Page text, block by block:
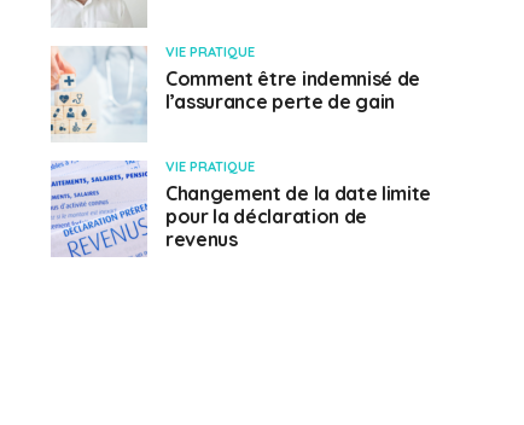
VIE PRATIQUE
Comment être indemnisé de
l’assurance perte de gain
VIE PRATIQUE
Changement de la date limite
pour la déclaration de
revenus